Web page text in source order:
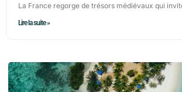
La France regorge de trésors médiévaux qui
Lire la suite »